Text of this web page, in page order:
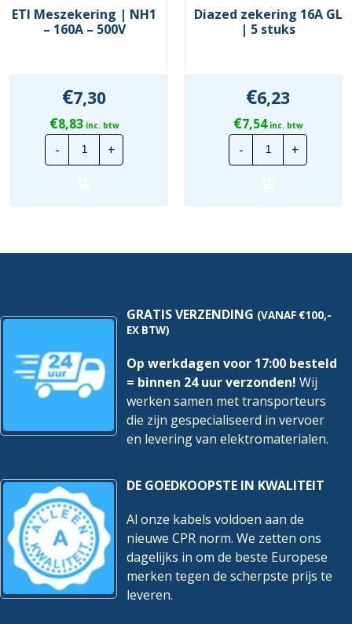
ETI Meszekering | NH1
– 160A – 500V
€7,30
€8,83inc. btw
-
ETI
Meszekering
|
+
Diazed zekering 16A GL
| 5 stuks
€6,23
€7,54inc. btw
-
Diazed
zekering
16A
+
GRATIS VERZENDING (VANAF €100,-
EX BTW)
Op werkdagen voor 17:00 besteld
= binnen 24 uur verzonden! Wij
werken samen met transporteurs
die zijn gespecialiseerd in vervoer
en levering van elektromaterialen.
DE GOEDKOOPSTE IN KWALITEIT
Al onze kabels voldoen aan de
nieuwe CPR norm. We zetten ons
dagelijks in om de beste Europese
merken tegen de scherpste prijs te
leveren.